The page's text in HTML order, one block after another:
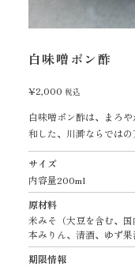
白味噌ポン酢
¥2,000 税込
白味噌ポン酢は、まろ
和した、川溿ならではの
サイズ
内容量200ml
原材料
米みそ（大豆を含む、国
本みりん、清酒、ゆず
期限情報